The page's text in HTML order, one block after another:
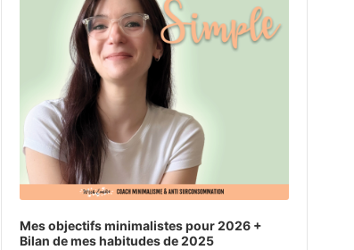
Mes objectifs minimalistes pour 2026 +
Bilan de mes habitudes de 2025